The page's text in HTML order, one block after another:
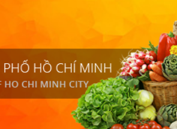
TP. HỒ CHÍ MINH
thành phố Hồ Chí Minh có thể được truy cập bằng
thực phẩm thành phố Hồ Chí Minh mới được xây
khách nếu thấy có điểm sơ suất, chưa chính xác,
hoặc gửi email đếnvp.bqlattp@tphcm.gov.vn, Xin